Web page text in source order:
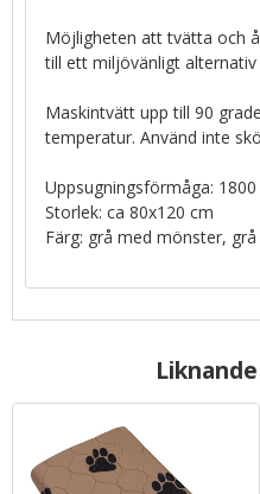
Möjligheten att tvätta och
till ett miljövänligt alternativ
Maskintvätt upp till 90
temperatur. Använd inte
Uppsugningsförmåga: 1800
Storlek: ca 80x120 cm
Färg: grå med mönster,